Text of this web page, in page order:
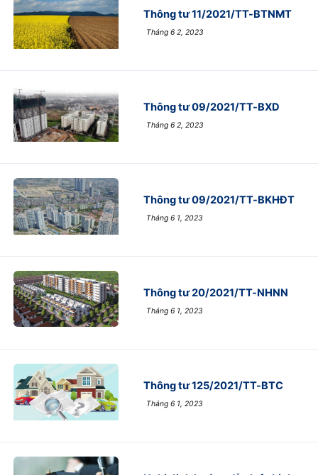
Thông tư 11/2021/TT-BTNMT
Tháng 6 2, 2023
Thông tư 09/2021/TT-BXD
Tháng 6 2, 2023
Thông tư 09/2021/TT-BKHĐT
Tháng 6 1, 2023
Thông tư 20/2021/TT-NHNN
Tháng 6 1, 2023
Thông tư 125/2021/TT-BTC
Tháng 6 1, 2023